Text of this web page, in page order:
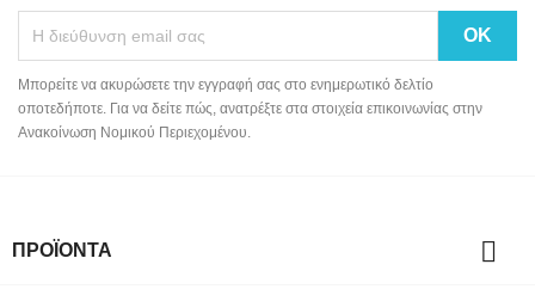
Μπορείτε να ακυρώσετε την εγγραφή σας στο ενημερωτικό δελτίο
οποτεδήποτε. Για να δείτε πώς, ανατρέξτε στα στοιχεία επικοινωνίας στην
Ανακοίνωση Νομικού Περιεχομένου.
ΠΡΟΪΌΝΤΑ 